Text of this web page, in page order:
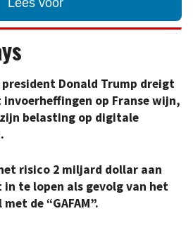
Lees voor
president Donald Trump dreigt
invoerheffingen op Franse wijn,
belasting op digitale
risico 2 miljard dollar aan
te lopen als gevolg van het
de “GAFAM”.